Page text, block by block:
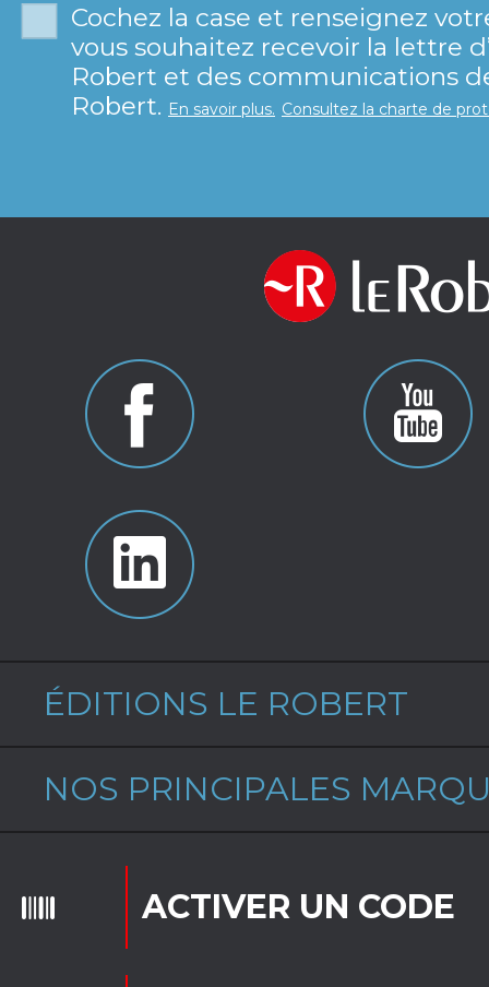
Cochez la case et renseignez
vous souhaitez recevoir la lettre
Robert et des communications
Robert. En savoir plus. Consultez la charte de
ÉDITIONS LE ROBERT
NOS PRINCIPALES
ACTIVER UN CODE